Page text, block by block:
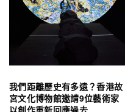
我們距離歷史有多遠？香港故
宮文化博物館邀請9位藝術家